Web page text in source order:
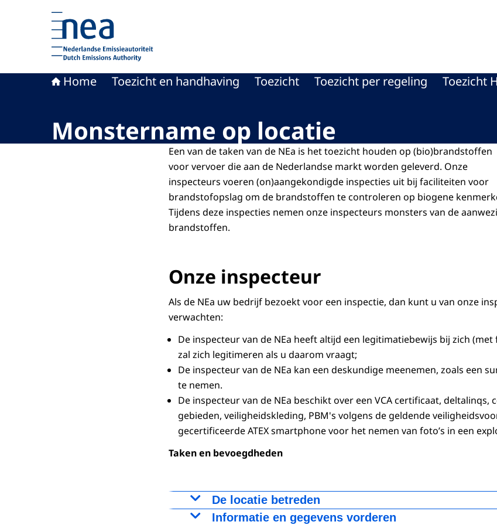
Home Toezicht en handhaving Toezicht Toezicht per regeling Toezicht
Monstername op locatie
Een van de taken van de NEa is het toezicht houden op (bio)brandstoffen
voor vervoer die aan de Nederlandse markt worden geleverd. Onze
inspecteurs voeren (on)aangekondigde inspecties uit bij faciliteiten voor
brandstofopslag om de brandstoffen te controleren op biogene
Tijdens deze inspecties nemen onze inspecteurs monsters van de
brandstoffen.
Onze inspecteur
Als de NEa uw bedrijf bezoekt voor een inspectie, dan kunt u van onze
verwachten:
De inspecteur van de NEa heeft altijd een legitimatiebewijs bij zich
zal zich legitimeren als u daarom vraagt;
De inspecteur van de NEa kan een deskundige meenemen, zoals een
te nemen.
De inspecteur van de NEa beschikt over een VCA certificaat, deltalinqs,
gebieden, veiligheidskleding, PBM's volgens de geldende
gecertificeerde ATEXsmartphonevoor het nemen van foto’s in een
Taken en bevoegdheden
De locatie betreden
De inspecteur van de NEa mag alle locaties op uw
Informatie en gegevens vorderen